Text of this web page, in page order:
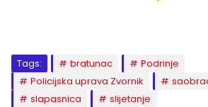
Tags: bratunac
Podrinje
Policijska uprava Zvornik
slapasnica
slijetanje